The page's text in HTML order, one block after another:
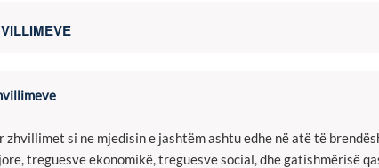
zhvillimet si ne mjedisin e jashtëm ashtu edhe në atë të
treguesve ekonomikë, treguesve social, dhe gatishmërisë